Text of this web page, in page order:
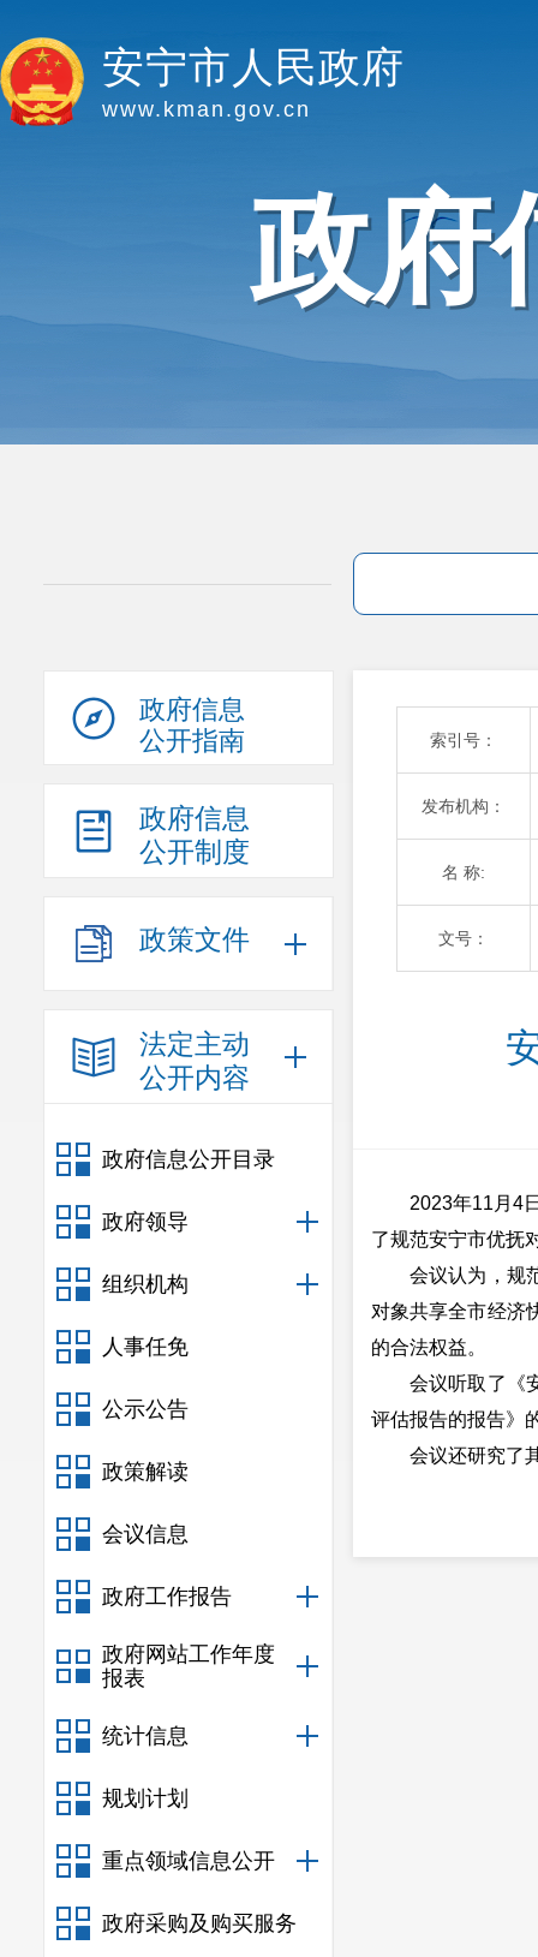
安宁市人民政府
www.kman.gov.cn
政府
政府信息
公开指南
政府信息
公开制度
政策文件
法定主动
公开内容
政府信息公开目录
政府领导
组织机构
人事任免
公示公告
政策解读
会议信息
政府工作报告
政府网站工作年度
报表
统计信息
规划计划
重点领域信息公开
政府采购及购买服务
索引号：
发布机构：
名 称:
文号：
2023年11月4日
了规范安宁市优抚
会议认为，规范
对象共享全市经济
的合法权益。
会议听取了《安
评估报告的报告》
会议还研究了